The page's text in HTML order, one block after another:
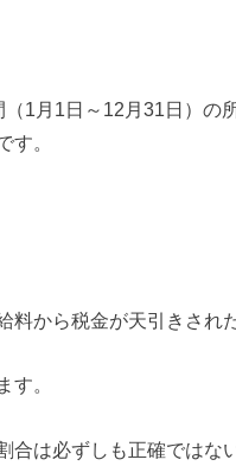
1月1日～12月31日）の
す。
料から税金が天引きされ
す。
合は必ずしも正確ではな